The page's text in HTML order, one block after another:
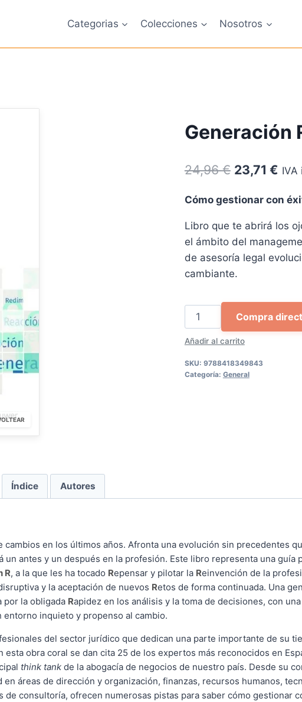
Categorias Colecciones Nosotros
Generación
24,96€ El
original
era:
24,96 €.
23,71 €El
es:
IVA
Cómo gestionar con
Libro que te abrirá los
el ámbito del
de asesoría legal
cambiante.
Generación
R
cantidad
Añadir al carrito
Compra
SKU: 9788418349843
Categoría: General
Índice Autores
en los últimos años. Afronta una evolución sin precedentes
un antes y un después en la profesión. Este libro representa una
R, a la que les ha tocado Repensar y pilotar la Reinvención de la
y la aceptación de nuevos Retos de forma continuada. Una
por la obligada Rapidez en los análisis y la toma de decisiones, con
inquieto y propenso al cambio.
del sector jurídico que dedican una parte importante de su
obra coral se dan cita 25 de los expertos más reconocidos en
think tank de la abogacía de negocios de nuestro país. Desde su
áreas de dirección y organización, finanzas, recursos humanos,
consultoría, ofrecen numerosas pistas para saber cómo gestionar